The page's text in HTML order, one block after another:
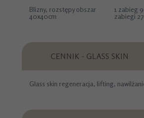
Blizny, rozstępy obszar
40x40cm
1 zabieg
zabiegi
CENNIK - GLASS SKIN
Glass skin regeneracja, lifting,